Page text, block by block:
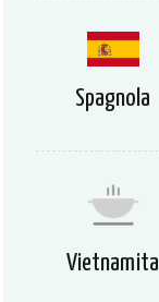
Spagnola
Vietnamita